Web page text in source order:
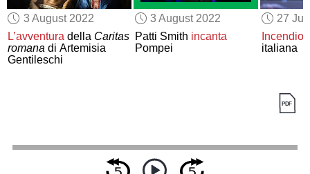
3 August 2022
L’avventura della Caritas
romana di Artemisia
Gentileschi
3 August 2022
Patti Smith incanta
Pompei
27
Incendio
italiana